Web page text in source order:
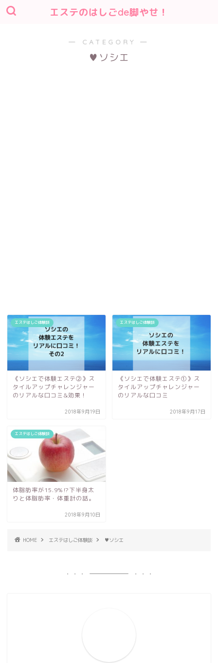
エステのはしごde脚やせ！
― CATEGORY ―
♥ソシエ
エステはしご体験談
《ソシエで体験エステ②》ス
タイルアップチャレンジャー
のリアルな口コミ&効果！
2018年9月19日
エステはしご体験談
《ソシエで体験エステ①》ス
タイルアップチャレンジャー
のリアルな口コミ
2018年9月17日
エステはしご体験談
体脂肪率が15.9%⁉下半身太
りと体脂肪率・体重計の話。
2018年9月10日
HOME エステはしご体験談 ♥ソシエ